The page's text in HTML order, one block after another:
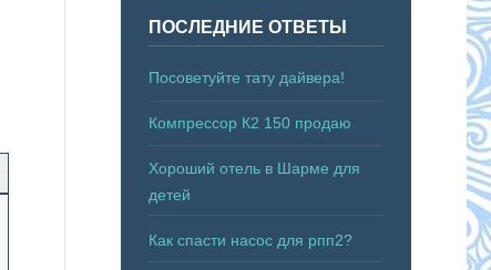
ПОСЛЕДНИЕ ОТВЕТЫ
Посоветуйте тату дайвера!
Компрессор К2 150 продаю
Хороший отель в Шарме для
детей
Как спасти насос для рпп2?